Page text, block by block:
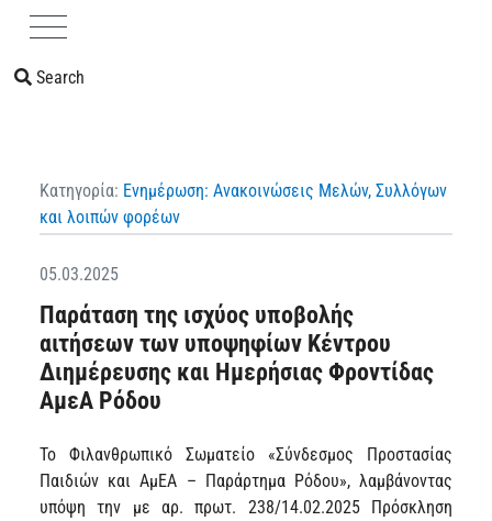
Search
Κατηγορία: Ενημέρωση: Ανακοινώσεις Μελών, Συλλόγων
και λοιπών φορέων
05.03.2025
Παράταση της ισχύος υποβολής
αιτήσεων των υποψηφίων Κέντρου
Διημέρευσης και Ημερήσιας Φροντίδας
ΑμεΑ Ρόδου
Το Φιλανθρωπικό Σωματείο «Σύνδεσμος Προστασίας
Παιδιών και ΑμΕΑ – Παράρτημα Ρόδου», λαμβάνοντας
υπόψη την με αρ. πρωτ. 238/14.02.2025 Πρόσκληση